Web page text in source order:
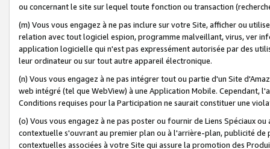
ou concernant le site sur lequel toute fonction ou transaction
(m) Vous vous engagez à ne pas inclure sur votre Site, afficher ou
relation avec tout logiciel espion, programme malveillant, virus, ver
application logicielle qui n'est pas expressément autorisée par des
leur ordinateur ou sur tout autre appareil électronique.
(n) Vous vous engagez à ne pas intégrer tout ou partie d'un Site
web intégré (tel que WebView) à une Application Mobile. Cependant,
Conditions requises pour la Participation ne saurait constituer une
(o) Vous vous engagez à ne pas poster ou fournir de Liens Spéciaux
contextuelle s'ouvrant au premier plan ou à l'arrière-plan, publicité
contextuelles associées à votre Site qui assure la promotion des